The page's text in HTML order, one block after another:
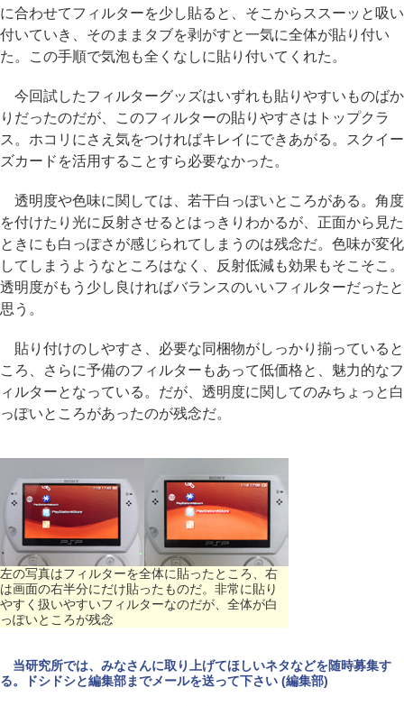
に合わせてフィルターを少し貼ると、そこからススーッと吸い
付いていき、そのままタブを剥がすと一気に全体が貼り付い
た。この手順で気泡も全くなしに貼り付いてくれた。
今回試したフィルターグッズはいずれも貼りやすいものばか
りだったのだが、このフィルターの貼りやすさはトップクラ
ス。ホコリにさえ気をつければキレイにできあがる。スクイー
ズカードを活用することすら必要なかった。
透明度や色味に関しては、若干白っぽいところがある。角度
を付けたり光に反射させるとはっきりわかるが、正面から見た
ときにも白っぽさが感じられてしまうのは残念だ。色味が変化
してしまうようなところはなく、反射低減も効果もそこそこ。
透明度がもう少し良ければバランスのいいフィルターだったと
思う。
貼り付けのしやすさ、必要な同梱物がしっかり揃っていると
ころ、さらに予備のフィルターもあって低価格と、魅力的なフ
ィルターとなっている。だが、透明度に関してのみちょっと白
っぽいところがあったのが残念だ。
左の写真はフィルターを全体に貼ったところ、右
は画面の右半分にだけ貼ったものだ。非常に貼り
やすく扱いやすいフィルターなのだが、全体が白
っぽいところが残念
当研究所では、みなさんに取り上げてほしいネタなどを随時募集す
る。ドシドシと編集部までメールを送って下さい (編集部)